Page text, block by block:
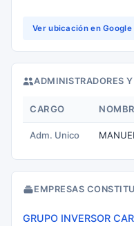
Ver ubicación en
ADMINISTRADORES
CARGO
Adm. Unico
EMPRESAS
GRUPO INVERSOR